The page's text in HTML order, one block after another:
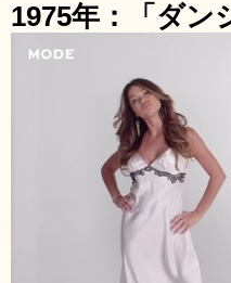
1975年：「ダン